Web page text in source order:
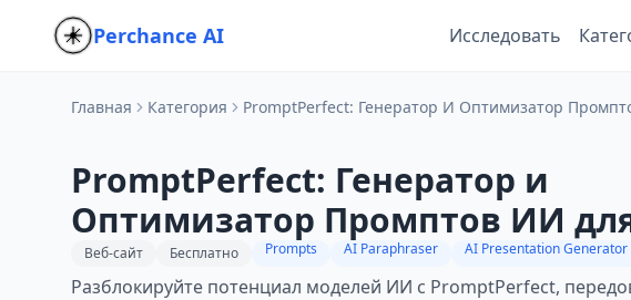
Perchance AI Исследовать
Главная Категория PromptPerfect: Генератор И Оптимизатор
PromptPerfect: Генератор и
Оптимизатор Промптов ИИ для
4, Claude и Midjourney
Веб-сайт Бесплатно Prompts AI Paraphraser AI Presentation Generator
Разблокируйте потенциал моделей ИИ с PromptPerfect,